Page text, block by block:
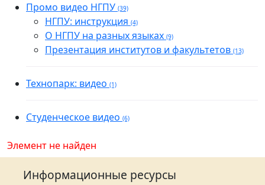
Промо видео НГПУ (39)
НГПУ: инструкция (4)
О НГПУ на разных языках (9)
Презентация институтов и факультетов (13)
Технопарк: видео (1)
Студенческое видео (6)
Элемент не найден
Информационные ресурсы